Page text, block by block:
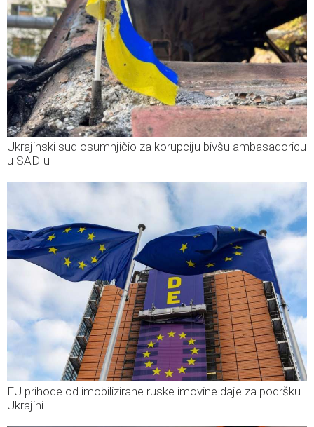
Ukrajinski sud osumnjičio za korupciju bivšu ambasadoricu
u SAD-u
EU prihode od imobilizirane ruske imovine daje za podršku
Ukrajini